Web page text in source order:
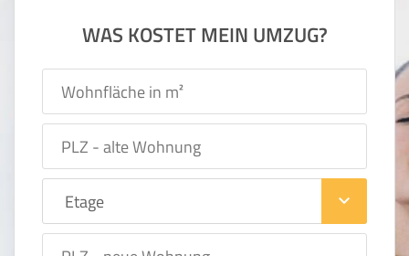
WAS KOSTET MEIN UMZUG?
keyboard_arrow_down